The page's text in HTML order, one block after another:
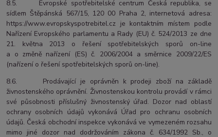
8.5. Evropské spotřebitelské centrum Česká republika, se
sídlem Štěpánská 567/15, 120 00 Praha 2, internetová adresa:
https://www.evropskyspotrebitel.cz je kontaktním místem podle
Nařízení Evropského parlamentu a Rady (EU) č. 524/2013 ze dne
21. května 2013 o řešení spotřebitelských sporů on-line
a o změně nařízení (ES) č. 2006/2004 a směrnice 2009/22/ES
(nařízení o řešení spotřebitelských sporů on-line).
8.6. Prodávající je oprávněn k prodeji zboží na základě
živnostenského oprávnění. Živnostenskou kontrolu provádí v rámci
své působnosti příslušný živnostenský úřad. Dozor nad oblastí
ochrany osobních údajů vykonává Úřad pro ochranu osobních
údajů. Česká obchodní inspekce vykonává ve vymezeném rozsahu
mimo jiné dozor nad dodržováním zákona č. 634/1992 Sb., o